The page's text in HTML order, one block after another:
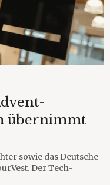
übernimmt
sowie das Deutsche
Der Tech-